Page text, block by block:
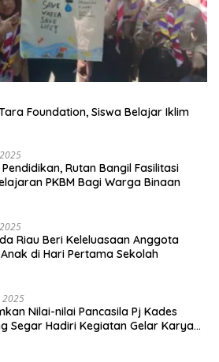
Foundation, Siswa Belajar Iklim
Rutan Bangil Fasilitasi
PKBM Bagi Warga Binaan
Riau Beri Keleluasaan Anggota
di Hari Pertama Sekolah
2025
Nilai-nilai Pancasila Pj Kades
Segar Hadiri Kegiatan Gelar Karya